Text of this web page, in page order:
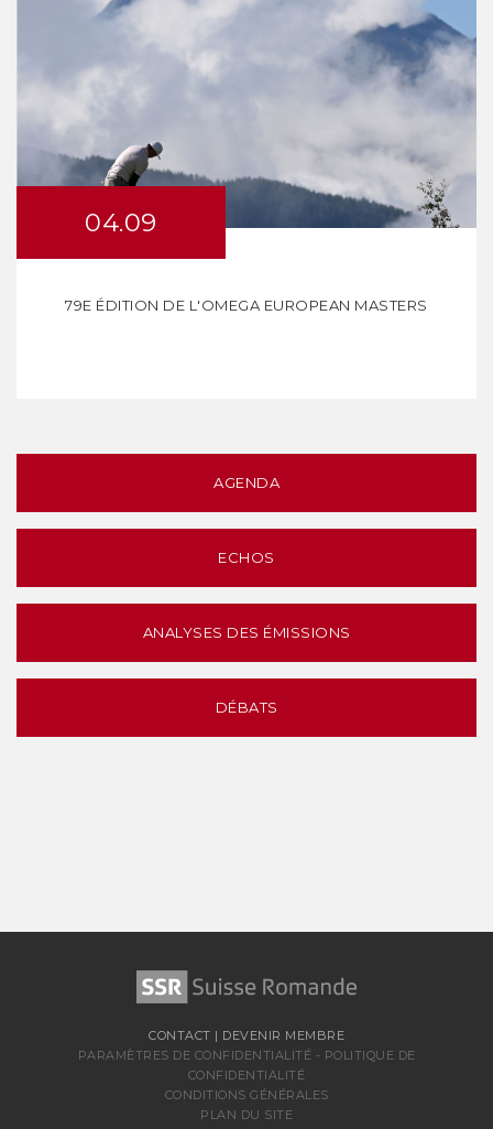
04.09
79E ÉDITION DE L'OMEGA EUROPEAN MASTERS
AGENDA
ECHOS
ANALYSES DES ÉMISSIONS
DÉBATS
CONTACT | DEVENIR MEMBRE
PARAMÈTRES DE CONFIDENTIALITÉ - POLITIQUE DE
CONFIDENTIALITÉ
CONDITIONS GÉNÉRALES
PLAN DU SITE